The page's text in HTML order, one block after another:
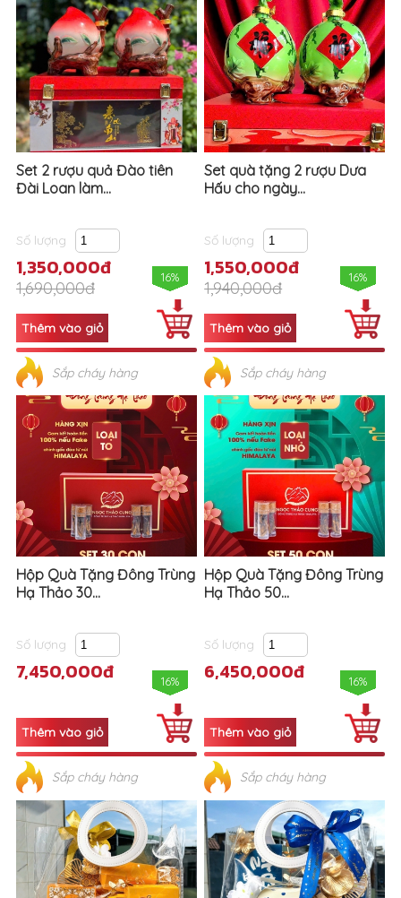
Set 2 rượu quả Đào tiên
Đài Loan làm...
Số lượng
1,350,000đ
1,690,000đ
16%
Sắp cháy hàng
Set quà tặng 2 rượu Dưa
Hấu cho ngày...
Số lượng
1,550,000đ
1,940,000đ
16%
Sắp cháy hàng
Hộp Quà Tặng Đông Trùng
Hạ Thảo 30...
Số lượng
7,450,000đ 16%
Sắp cháy hàng
Hộp Quà Tặng Đông Trùng
Hạ Thảo 50...
Số lượng
6,450,000đ 16%
Sắp cháy hàng